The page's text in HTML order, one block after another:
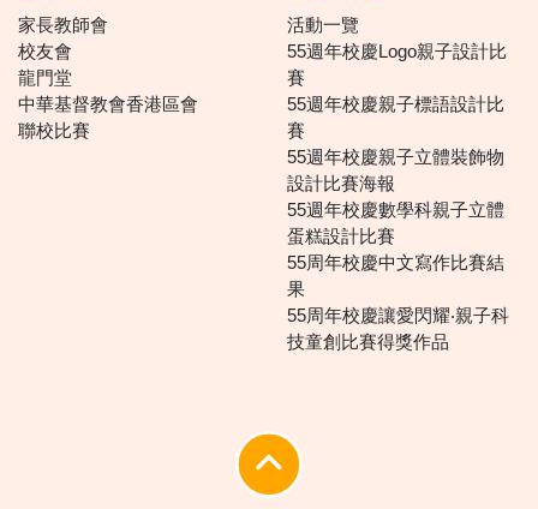
家長教師會
校友會
龍門堂
中華基督教會香港區會
聯校比賽
活動一覽
55週年校慶Logo親子設計比
賽
55週年校慶親子標語設計比
賽
55週年校慶親子立體裝飾物
設計比賽海報
55週年校慶數學科親子立體
蛋糕設計比賽
55周年校慶中文寫作比賽結
果
55周年校慶讓愛閃耀‧親子科
技童創比賽得獎作品